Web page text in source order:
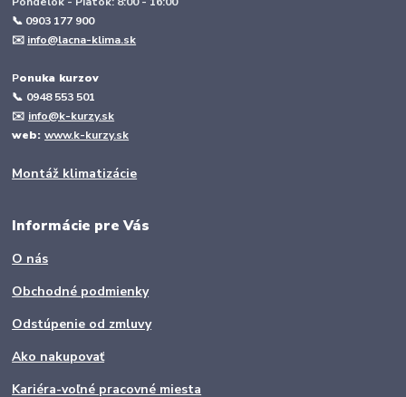
📞 0903 177 900
✉️ info@lacna-klima.sk
Ponuka kurzov
📞 0948 553 501
✉️ info@k-kurzy.sk
web:www.k-kurzy.sk
Montáž klimatizácie
Informácie pre Vás
O nás
Obchodné podmienky
Odstúpenie od zmluvy
Ako nakupovať
Kariéra-voľné pracovné miesta